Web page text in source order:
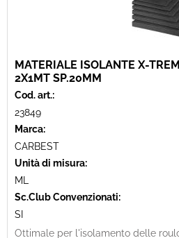
MATERIALE ISOLANTE X-
2X1MT SP.20MM
Cod. art.:
23849
Marca:
CARBEST
Unità di misura:
ML
Sc.Club Convenzionati:
SI
Ottimale per l'isolamento delle